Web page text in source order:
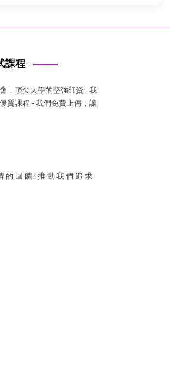
課程
，頂尖大學的堅強師資 - 我
質課程 - 我們免費上傳，讓
的 回 饋 ! 推 動 我 們 追 求